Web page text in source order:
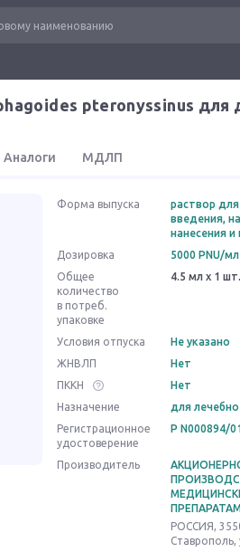
pteronyssinus для
Аналоги МДЛП
Форма выпуска
раствор
введения,
нанесения
Дозировка
5000 PNU/
Общее
количество
в потреб.
упаковке
4.5 мл x 1 шт.
Условия отпуска
Не указано
ЖНВЛП
Нет
ПККН
Нет
Назначение
для
Регистрационное
удостоверение
Р N000894/
Производитель
РОССИЯ,
Ставрополь,